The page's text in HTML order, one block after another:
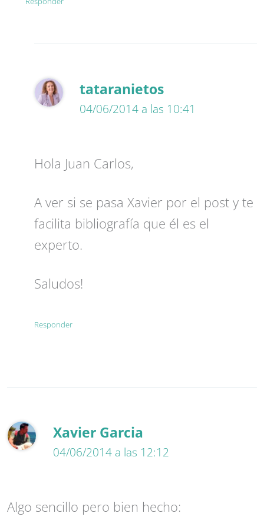
tataranietos
04/06/2014 a las 10:41
Hola Juan Carlos,
A ver si se pasa Xavier por el post y te
facilita bibliografía que él es el
experto.
Saludos!
Responder
Xavier Garcia
04/06/2014 a las 12:12
Algo sencillo pero bien hecho: